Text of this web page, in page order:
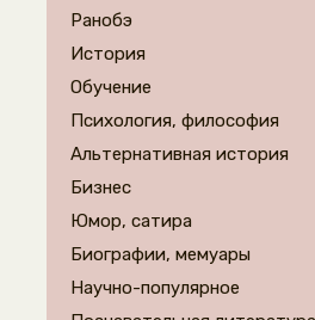
Ранобэ
История
Обучение
Психология, философия
Альтернативная история
Бизнес
Юмор, сатира
Биографии, мемуары
Научно-популярное